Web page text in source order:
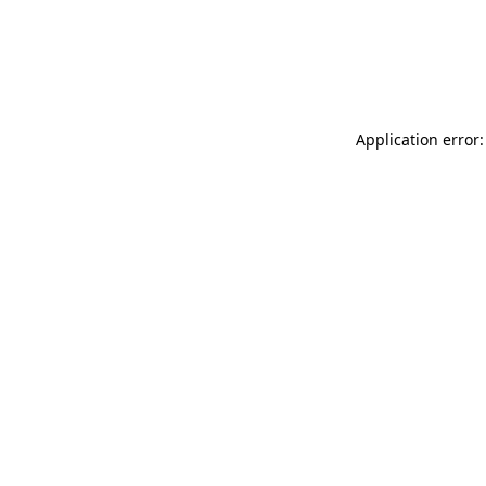
Application